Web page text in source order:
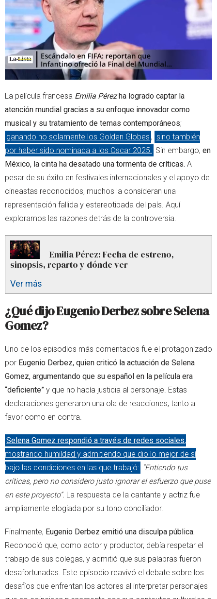
p
La película francesa Emilia Pérezha logrado captar la
atención mundial gracias a su enfoque innovador como
musical y su tratamiento de temas contemporáneos;
ganando no solamente los Golden Globes , sino también
por haber sido nominada a los Oscar 2025. Sin embargo,en
México, la cinta ha desatado una tormenta de críticas. A
pesar de su éxito en festivales internacionales y el apoyo de
cineastas reconocidos, muchos la consideran una
representación fallida y estereotipada del país. Aquí
exploramos las razones detrás de la controversia.
Emilia Pérez: Fecha de estreno,
sinopsis, reparto y dónde ver
Ver más
¿Qué dijo Eugenio Derbez sobre Selena
Gomez?
Uno de los episodios más comentados fue el protagonizado
por Eugenio Derbez, quien criticó la actuación de Selena
Gomez, argumentando que su español en la película era
“deficiente” y que no hacía justicia al personaje. Estas
declaraciones generaron una ola de reacciones, tanto a
favor como en contra.
Selena Gomez respondió a través de redes sociales,
mostrando humildad y admitiendo que dio lo mejor de sí
bajo las condiciones en las que trabajó: “Entiendo tus
críticas, pero no considero justo ignorar el esfuerzo que puse
en este proyecto”. La respuesta de la cantante y actriz fue
ampliamente elogiada por su tono conciliador.
Finalmente, Eugenio Derbez emitió una disculpa pública.
Reconoció que, como actor y productor, debía respetar el
trabajo de sus colegas, y admitió que sus palabras fueron
desafortunadas. Este episodio reavivó el debate sobre los
desafíos que enfrentan los actores al interpretar personajes